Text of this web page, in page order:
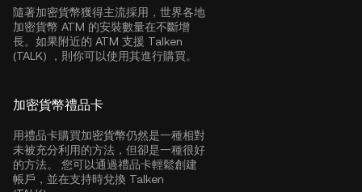
隨著加密貨幣獲得主流採用，世界各地
加密貨幣 ATM 的安裝數量在不斷增
長。如果附近的 ATM 支援 Talken
(TALK) ，則你可以使用其進行購買。
加密貨幣禮品卡
用禮品卡購買加密貨幣仍然是一種相對
未被充分利用的方法，但卻是一種很好
的方法。 您可以通過禮品卡輕鬆創建
帳戶，並在支持時兌換 Talken